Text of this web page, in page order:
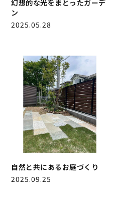
幻想的な光をまとったガーデ
ン
2025.05.28
自然と共にあるお庭づくり
2025.09.25